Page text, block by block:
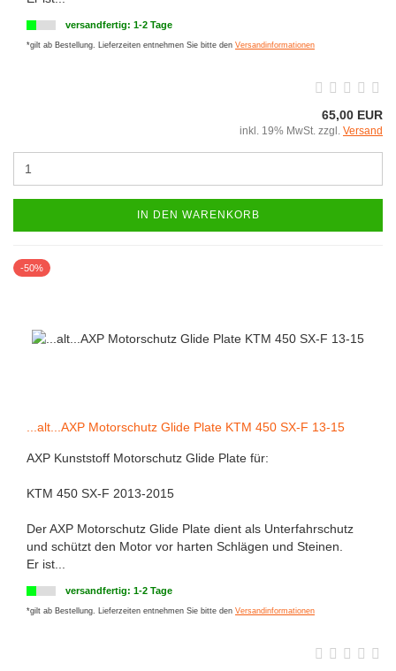
versandfertig: 1-2 Tage
*gilt ab Bestellung. Lieferzeiten entnehmen Sie bitte den Versandinformationen
65,00 EUR
inkl. 19% MwSt. zzgl. Versand
IN DEN WARENKORB
-50%
...alt...AXP Motorschutz Glide Plate KTM 450 SX-F 13-15
AXP Kunststoff Motorschutz Glide Plate für:
KTM 450 SX-F 2013-2015
Der AXP Motorschutz Glide Plate dient als Unterfahrschutz
und schützt den Motor vor harten Schlägen und Steinen.
Er ist...
versandfertig: 1-2 Tage
*gilt ab Bestellung. Lieferzeiten entnehmen Sie bitte den Versandinformationen